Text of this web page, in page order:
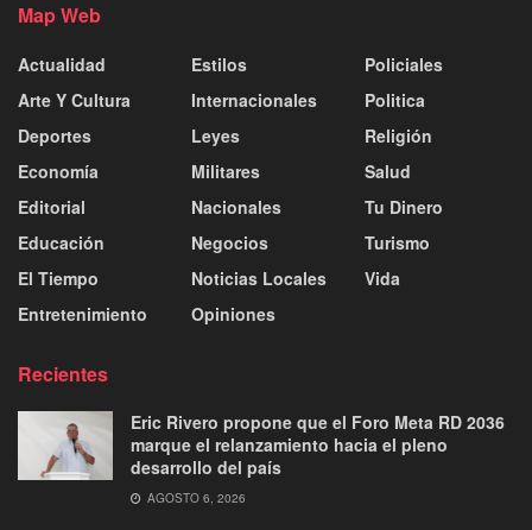
Map Web
Actualidad
Arte Y Cultura
Deportes
Economía
Editorial
Educación
El Tiempo
Entretenimiento
Estilos
Internacionales
Leyes
Militares
Nacionales
Negocios
Noticias Locales
Opiniones
Policiales
Politica
Religión
Salud
Tu Dinero
Turismo
Vida
Recientes
Eric Rivero propone que el Foro Meta RD 2036
marque el relanzamiento hacia el pleno
desarrollo del país
AGOSTO 6, 2026